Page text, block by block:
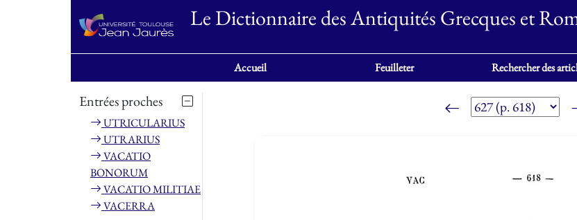
Le Dictionnaire des Antiquités Grecques et
Accueil Feuilleter Rechercher des
Entrées proches
UTRICULARIUS
UTRARIUS
VACATIO
BONORUM
VACATIO MILITIAE
VACERRA